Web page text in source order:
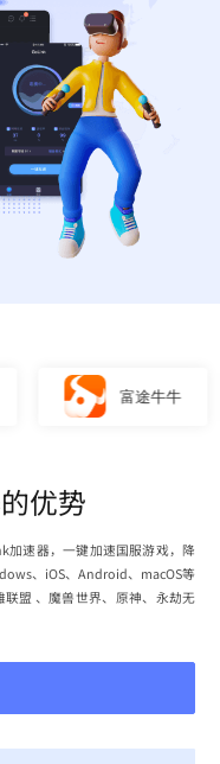
富途牛牛
优势
加速器，一键加速国服游戏，降
、iOS、Android、macOS等
盟 、魔兽世界、原神、永劫无